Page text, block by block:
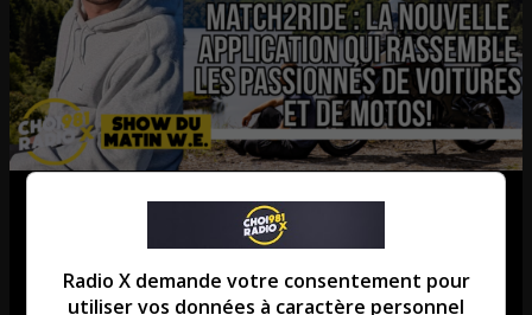
Match2Ride : l’application qui
révolutionne les rassemblements
de voitures et de motos!
Radio X demande votre consentement pour
utiliser vos données à caractère personnel